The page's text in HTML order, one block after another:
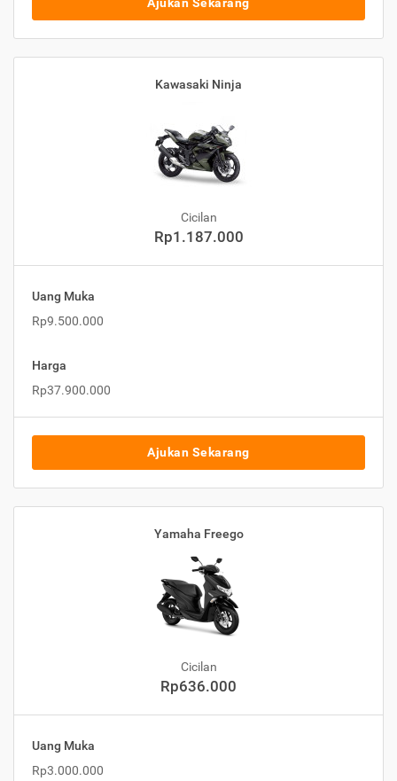
Ajukan Sekarang
Kawasaki Ninja
Cicilan
Rp1.187.000
Uang Muka
Rp9.500.000
Harga
Rp37.900.000
Ajukan Sekarang
Yamaha Freego
Cicilan
Rp636.000
Uang Muka
Rp3.000.000